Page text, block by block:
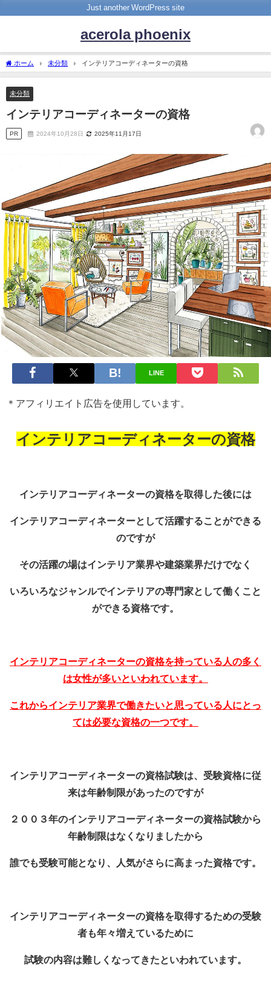
Just another WordPress site
acerola phoenix
ホーム 未分類 インテリアコーディネーターの資格
未分類
インテリアコーディネーターの資格
PR 2024年10月28日 2025年11月17日
LINE
＊アフィリエイト広告を使用しています。
インテリアコーディネーターの資格
インテリアコーディネーターの資格を取得した後には
インテリアコーディネーターとして活躍することができる
のですが
その活躍の場はインテリア業界や建築業界だけでなく
いろいろなジャンルでインテリアの専門家として働くこと
ができる資格です。
インテリアコーディネーターの資格を持っている人の多く
は女性が多いといわれています。
これからインテリア業界で働きたいと思っている人にとっ
ては必要な資格の一つです。
インテリアコーディネーターの資格試験は、受験資格に従
来は年齢制限があったのですが
２００３年のインテリアコーディネーターの資格試験から
年齢制限はなくなりましたから
誰でも受験可能となり、人気がさらに高まった資格です。
インテリアコーディネーターの資格を取得するための受験
者も年々増えているために
試験の内容は難しくなってきたといわれています。